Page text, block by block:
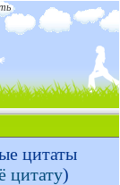
цитаты
цитату)